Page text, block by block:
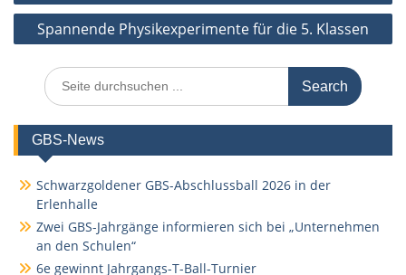
Spannende Physikexperimente für die 5. Klassen
Search
for:
GBS-News
Schwarzgoldener GBS-Abschlussball 2026 in der
Erlenhalle
Zwei GBS-Jahrgänge informieren sich bei „Unternehmen
an den Schulen“
6e gewinnt Jahrgangs-T-Ball-Turnier